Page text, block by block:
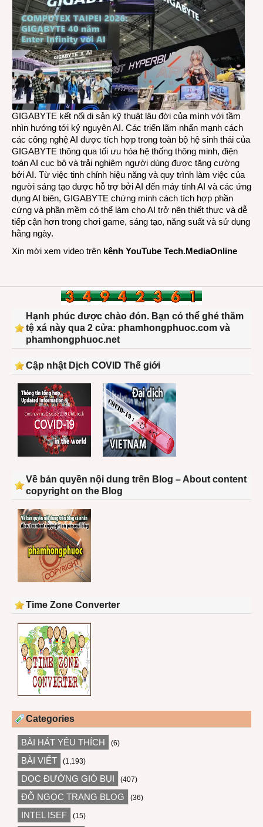
GIGABYTE kết nối di sản kỹ thuật lâu đời của mình với tầm
nhìn hướng tới kỷ nguyên AI. Các triển lãm nhấn mạnh cách
các công nghệ AI được tích hợp trong toàn bộ hệ sinh thái của
GIGABYTE thông qua tối ưu hóa hệ thống thông minh, điện
toán AI cục bộ và trải nghiệm người dùng được tăng cường
bởi AI. Từ việc tinh chỉnh hiệu năng và quy trình làm việc của
người sáng tạo được hỗ trợ bởi AI đến máy tính AI và các ứng
dụng AI biên, GIGABYTE chứng minh cách tích hợp phần
cứng và phần mềm có thể làm cho AI trở nên thiết thực và dễ
tiếp cận hơn trong chơi game, sáng tạo, năng suất và sử dụng
hằng ngày.
Xin mời xem video trên kênh YouTube Tech.MediaOnline
Hạnh phúc được chào đón. Bạn có thể ghé thăm
tệ xá này qua 2 cửa: phamhongphuoc.com và
phamhongphuoc.net
Cập nhật Dịch COVID Thế giới
Về bản quyền nội dung trên Blog – About content
copyright on the Blog
Time Zone Converter
Categories
BÀI HÁT YÊU THÍCH (6)
BÀI VIẾT (1,193)
DỌC ĐƯỜNG GIÓ BỤI (407)
ĐỖ NGỌC TRANG BLOG (36)
INTEL ISEF (15)